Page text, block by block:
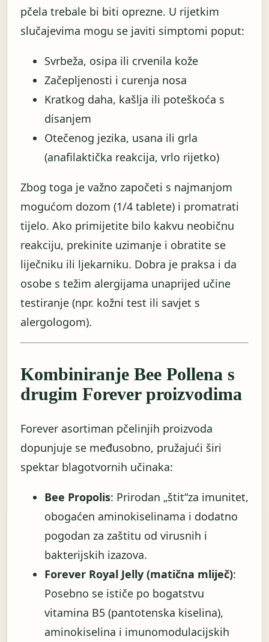
pčela trebale bi biti oprezne. U rijetkim
slučajevima mogu se javiti simptomi poput:
Svrbeža, osipa ili crvenila kože
Začepljenosti i curenja nosa
Kratkog daha, kašlja ili poteškoća s
disanjem
Otečenog jezika, usana ili grla
(anafilaktička reakcija, vrlo rijetko)
Zbog toga je važno započeti s najmanjom
mogućom dozom (1/4 tablete) i promatrati
tijelo. Ako primijetite bilo kakvu neobičnu
reakciju, prekinite uzimanje i obratite se
liječniku ili ljekarniku. Dobra je praksa i da
osobe s težim alergijama unaprijed učine
testiranje (npr. kožni test ili savjet s
alergologom).
Kombiniranje Bee Pollena s
drugim Forever proizvodima
Forever asortiman pčelinjih proizvoda
dopunjuje se međusobno, pružajući širi
spektar blagotvornih učinaka:
Bee Propolis: Prirodan „štit“za imunitet,
obogaćen aminokiselinama i dodatno
pogodan za zaštitu od virusnih i
bakterijskih izazova.
Forever Royal Jelly (matična mliječ):
Posebno se ističe po bogatstvu
vitamina B5 (pantotenska kiselina),
aminokiselina i imunomodulacijskih